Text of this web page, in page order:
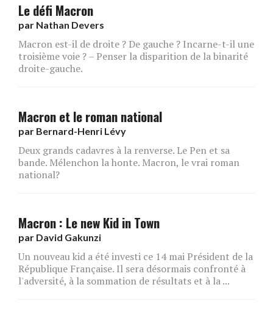
Le défi Macron
par Nathan Devers
Macron est-il de droite ? De gauche ? Incarne-t-il une
troisième voie ? – Penser la disparition de la binarité
droite-gauche.
Macron et le roman national
par Bernard-Henri Lévy
Deux grands cadavres à la renverse. Le Pen et sa
bande. Mélenchon la honte. Macron, le vrai roman
national?
Macron : Le new Kid in Town
par David Gakunzi
Un nouveau kid a été investi ce 14 mai Président de la
République Française. Il sera désormais confronté à
l'adversité, à la sommation de résultats et à la ...